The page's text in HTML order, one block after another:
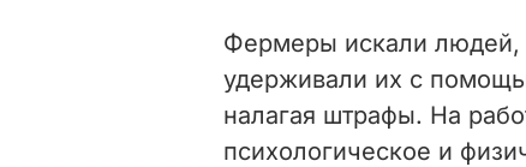
Фермеры искали людей,
удерживали их с
налагая штрафы. На
психологическое и